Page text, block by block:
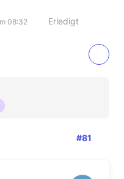
08:32 Erledigt
#81